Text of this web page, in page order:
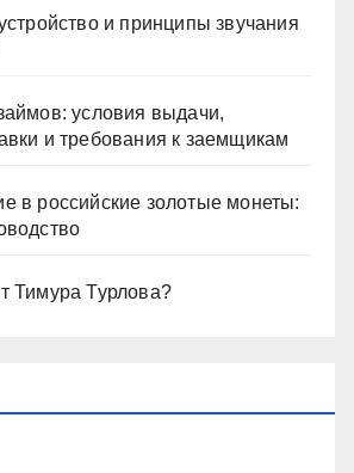
и принципы звучания
условия выдачи,
и требования к заемщикам
в российские золотые монеты:
Тимура Турлова?